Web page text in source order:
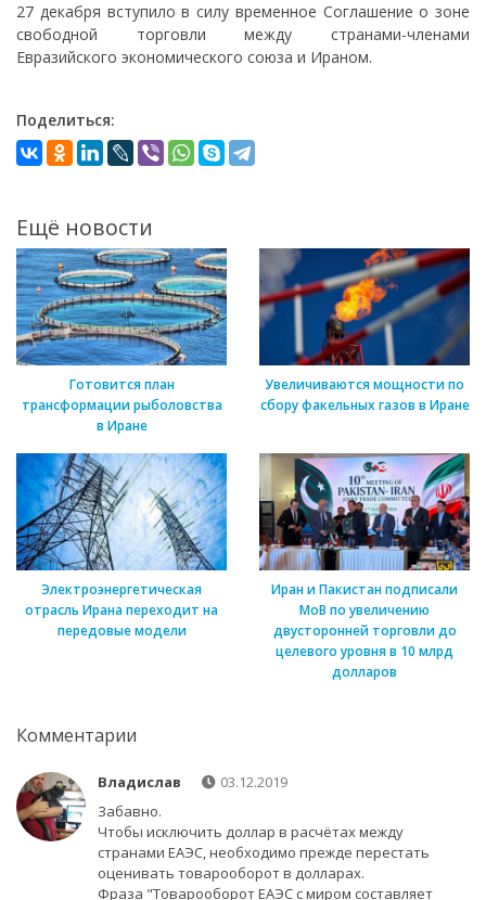
27 декабря вступило в силу временное Соглашение о зоне
свободной торговли между странами-членами
Евразийского экономического союза и Ираном.
Поделиться:
Ещё новости
Готовится план
трансформации рыболовства
в Иране
Увеличиваются мощности по
сбору факельных газов в Иране
Электроэнергетическая
отрасль Ирана переходит на
передовые модели
Иран и Пакистан подписали
МоВ по увеличению
двусторонней торговли до
целевого уровня в 10 млрд
долларов
Комментарии
Владислав
03.12.2019
Забавно.
Чтобы исключить доллар в расчётах между
странами ЕАЭС, необходимо прежде перестать
оценивать товарооборот в долларах.
Фраза "Товарооборот ЕАЭС с миром составляет